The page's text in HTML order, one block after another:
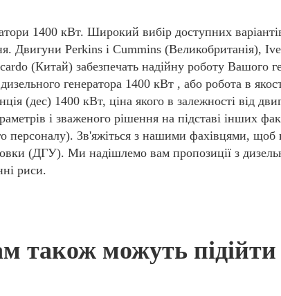
1400 кВт. Широкий вибір доступних
Двигуни Perkins і Cummins (Великобританія),
(Китай) забезпечать надійну роботу Вашого
генератора 1400 кВт , або робота в
(дес) 1400 кВт, ціна якого в залежності від
і зваженого рішення на підставі інших
персоналу). Зв'яжіться з нашими фахівцями,
(ДГУ). Ми надішлемо вам пропозиції з
риси.
також можуть підійти